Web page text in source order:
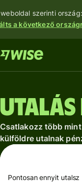
szerinti
a következő
Csatlakozz több
külföldre utalnak
Pontosan ennyit utalsz